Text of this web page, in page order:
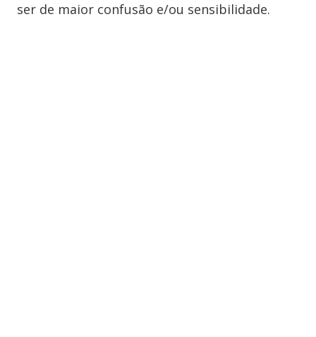
ser de maior confusão e/ou sensibilidade.